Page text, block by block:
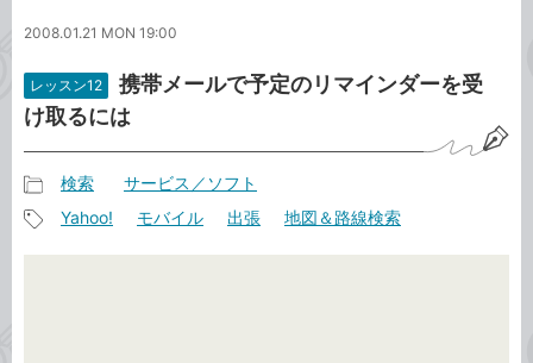
ネ
ト
2008.01.21 MON 19:00
レッスン12
携帯メールで予定のリマインダーを受
け取るには
事
カ
検索 サービス／ソフト
Yahoo! モバイル 出張 地図＆路線検索